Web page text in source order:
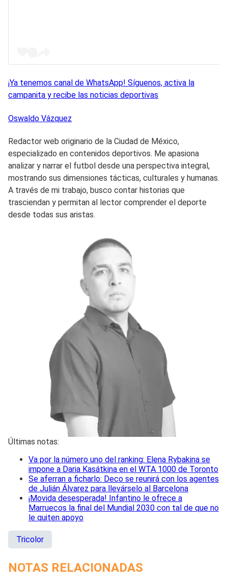
¡Ya tenemos canal de WhatsApp! Síguenos, activa la
campanita y recibe las noticias deportivas
Oswaldo Vázquez
Redactor web originario de la Ciudad de México,
especializado en contenidos deportivos. Me apasiona
analizar y narrar el futbol desde una perspectiva integral,
mostrando sus dimensiones tácticas, culturales y humanas.
A través de mi trabajo, busco contar historias que
trasciendan y permitan al lector comprender el deporte
desde todas sus aristas.
Últimas notas:
Va por la número uno del ranking: Elena Rybakina se
impone a Daria Kasátkina en el WTA 1000 de Toronto
Se aferran a ficharlo: Deco se reunirá con los agentes
de Julián Álvarez para llevárselo al Barcelona
¡Movida desesperada! Infantino le ofrece a
Marruecos la final del Mundial 2030 con tal de que no
le quiten apoyo
Tricolor
NOTAS RELACIONADAS